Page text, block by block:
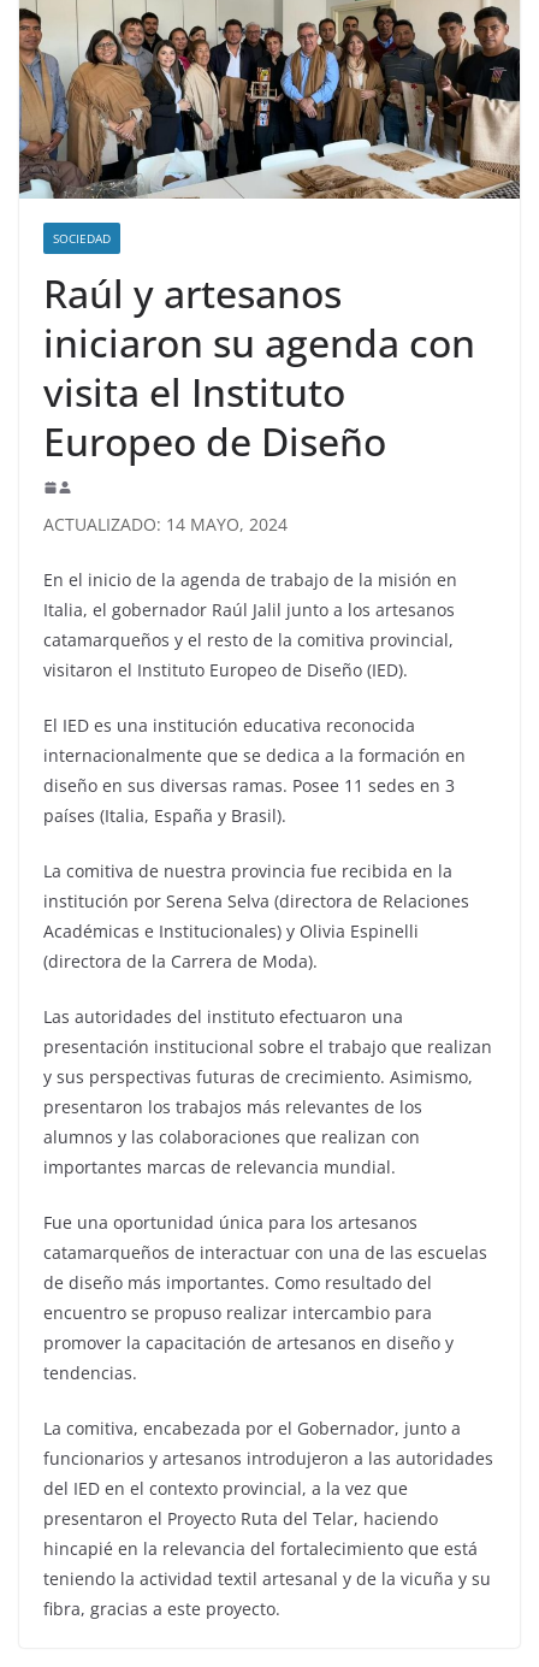
SOCIEDAD
Raúl y artesanos
iniciaron su agenda con
visita el Instituto
Europeo de Diseño
ACTUALIZADO: 14 MAYO, 2024
En el inicio de la agenda de trabajo de la misión en
Italia, el gobernador Raúl Jalil junto a los artesanos
catamarqueños y el resto de la comitiva provincial,
visitaron el Instituto Europeo de Diseño (IED).
El IED es una institución educativa reconocida
internacionalmente que se dedica a la formación en
diseño en sus diversas ramas. Posee 11 sedes en 3
países (Italia, España y Brasil).
La comitiva de nuestra provincia fue recibida en la
institución por Serena Selva (directora de Relaciones
Académicas e Institucionales) y Olivia Espinelli
(directora de la Carrera de Moda).
Las autoridades del instituto efectuaron una
presentación institucional sobre el trabajo que realizan
y sus perspectivas futuras de crecimiento. Asimismo,
presentaron los trabajos más relevantes de los
alumnos y las colaboraciones que realizan con
importantes marcas de relevancia mundial.
Fue una oportunidad única para los artesanos
catamarqueños de interactuar con una de las escuelas
de diseño más importantes. Como resultado del
encuentro se propuso realizar intercambio para
promover la capacitación de artesanos en diseño y
tendencias.
La comitiva, encabezada por el Gobernador, junto a
funcionarios y artesanos introdujeron a las autoridades
del IED en el contexto provincial, a la vez que
presentaron el Proyecto Ruta del Telar, haciendo
hincapié en la relevancia del fortalecimiento que está
teniendo la actividad textil artesanal y de la vicuña y su
fibra, gracias a este proyecto.